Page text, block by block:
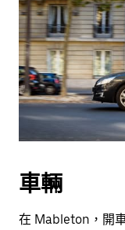
車輛
在 Mableton，開